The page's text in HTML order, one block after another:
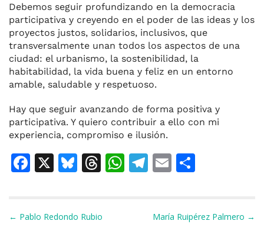
Debemos seguir profundizando en la democracia
participativa y creyendo en el poder de las ideas y los
proyectos justos, solidarios, inclusivos, que
transversalmente unan todos los aspectos de una
ciudad: el urbanismo, la sostenibilidad, la
habitabilidad, la vida buena y feliz en un entorno
amable, saludable y respetuoso.
Hay que seguir avanzando de forma positiva y
participativa. Y quiero contribuir a ello con mi
experiencia, compromiso e ilusión.
F
e
X
Bl
s
T
a
W T
gr
E
l
p
Navegación de entradas
← Pablo Redondo Rubio María Ruipérez Palmero →